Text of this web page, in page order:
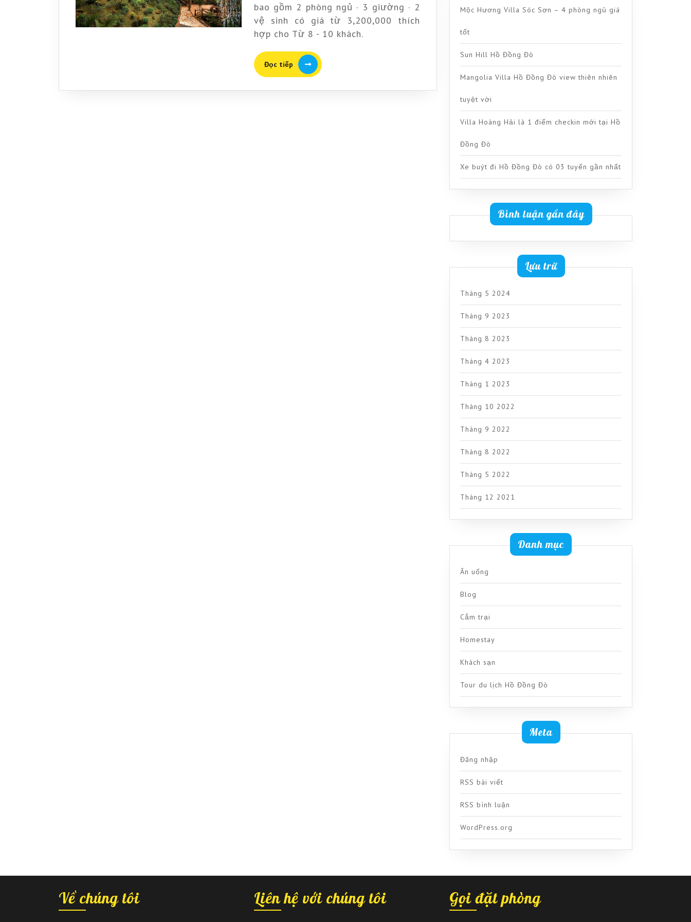
Sơn
bao gồm 2 phòng ngủ · 3 giường · 2
vệ sinh có giá từ 3,200,000 thích
hợp cho Từ 8 - 10 khách.
Đọc tiếp
Đọc
tiếp
Mộc Hương Villa Sóc Sơn – 4 phòng ngủ giá
tốt
Sun Hill Hồ Đồng Đò
Mangolia Villa Hồ Đồng Đò view thiên nhiên
tuyệt vời
Villa Hoàng Hải là 1 điểm checkin mới tại Hồ
Đồng Đò
Xe buýt đi Hồ Đồng Đò có 03 tuyến gần nhất
Bình luận gần đây
Lưu trữ
Tháng 5 2024
Tháng 9 2023
Tháng 8 2023
Tháng 4 2023
Tháng 1 2023
Tháng 10 2022
Tháng 9 2022
Tháng 8 2022
Tháng 5 2022
Tháng 12 2021
Danh mục
Ăn uống
Blog
Cắm trại
Homestay
Khách sạn
Tour du lịch Hồ Đồng Đò
Meta
Đăng nhập
RSS bài viết
RSS bình luận
WordPress.org
Về chúng tôi Liên hệ với chúng tôi Gọi đặt phòng